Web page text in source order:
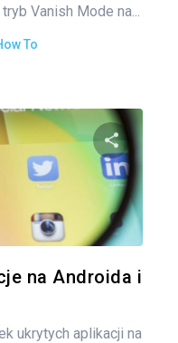
Vanish Mode na...
To
na Androida i
ukrytych aplikacji na